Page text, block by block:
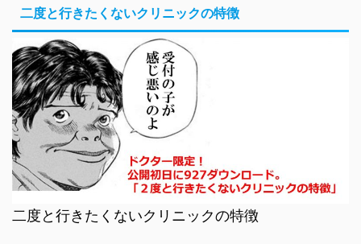
二度と行きたくないクリニックの特徴
二度と行きたくないクリニックの特徴